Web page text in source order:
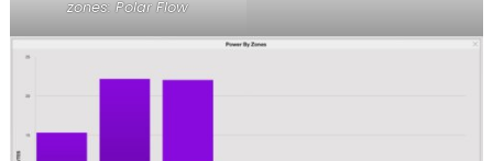
zones: Polar Flow